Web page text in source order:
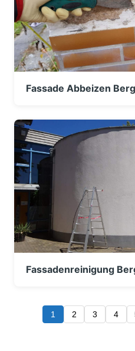
Fassade Abbeizen
Fassadenreinigung
1 2 3 4